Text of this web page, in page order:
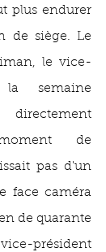
plus endurer
de siège. Le
le vice-
la semaine
de
pas d'un
face caméra
de quarante
président